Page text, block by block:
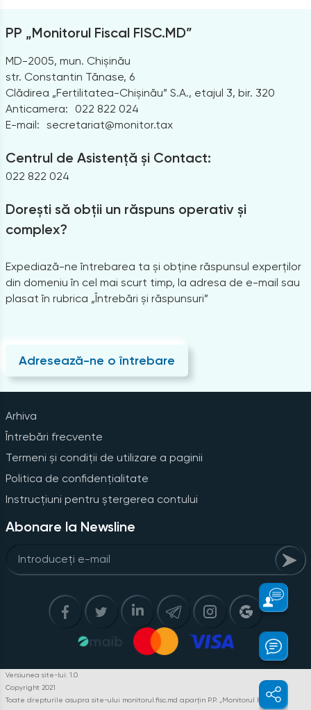
PP „Monitorul Fiscal FISC.MD”
MD-2005, mun. Chișinău
str. Constantin Tănase, 6
Clădirea „Fertilitatea-Chișinău” S.A., etajul 3, bir. 320
Anticamera:
022 822 024
E-mail: secretariat@monitor.tax
Centrul de Asistență și Contact:
022 822 024
Dorești să obții un răspuns operativ și
complex?
Expediază-ne întrebarea ta și obține răspunsul experților
din domeniu în cel mai scurt timp, la adresa de e-mail sau
plasat în rubrica „Întrebări și răspunsuri”
Adresează-ne o întrebare
Arhiva
Întrebări frecvente
Termeni și condiții de utilizare a paginii
Politica de confidențialitate
Instrucțiuni pentru ștergerea contului
Abonare la Newsline
Versiunea site-lui: 1.0
Copyright 2021
Toate drepturile asupra site-ului monitorul.fisc.md aparțin P.P. „Monitorul Fiscal